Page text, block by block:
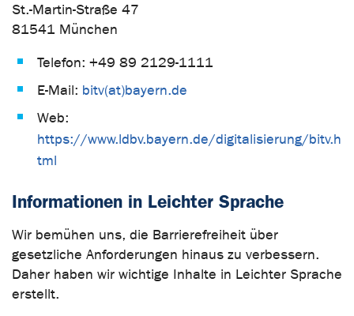
St.-Martin-Straße 47
81541 München
Telefon: +49 89 2129-1111
E-Mail: bitv(at)bayern.de
Web:
https://www.ldbv.bayern.de/digitalisierung/bitv.h
tml
Informationen in Leichter Sprache
Wir bemühen uns, die Barrierefreiheit über
gesetzliche Anforderungen hinaus zu verbessern.
Daher haben wir wichtige Inhalte in Leichter Sprache
erstellt.